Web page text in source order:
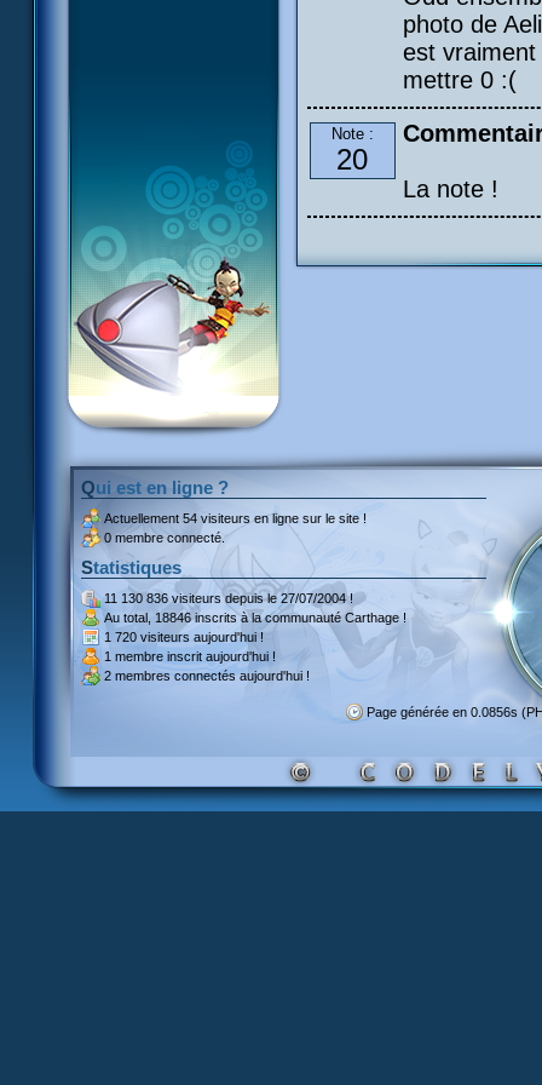
photo de
est
mettre 0 :(
Note :
20
La note !
Qui est en ligne ?
Actuellement 54 visiteurs en ligne sur le site !
0 membre connecté.
Statistiques
11 130 836 visiteursdepuis le 27/07/2004 !
Au total, 18846 inscritsà la communauté Carthage !
1 720 visiteurs aujourd'hui !
1 membre inscrit aujourd'hui !
2 membres connectés aujourd'hui !
Page générée en 0.0856s